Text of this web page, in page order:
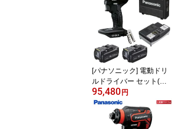
[パナソニック] 電動ドリ
ルドライバー セット(電
池パック×2個、急速充電
器、プラスチックケース)
14.4V/18V対応 充電式 A
TTACH8対応 ＋BRAIN
95,480円